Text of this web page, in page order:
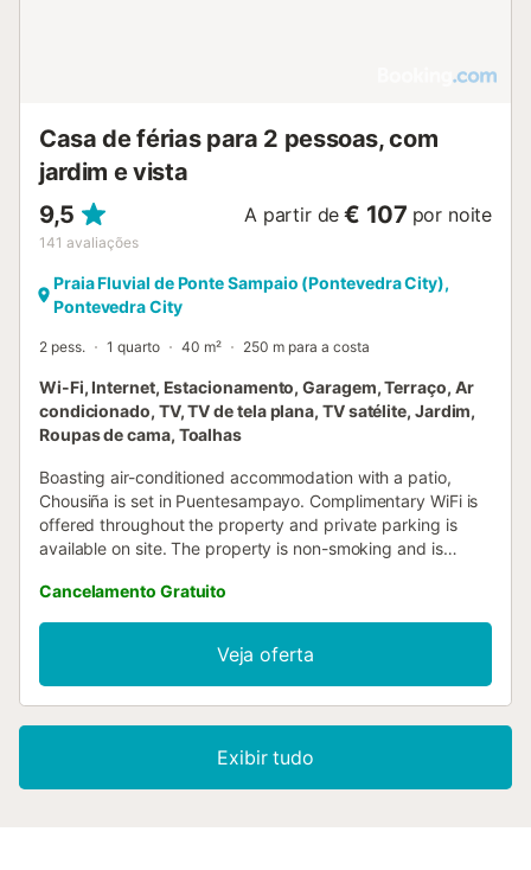
Casa de férias para 2 pessoas, com
jardim e vista
9,5
141 avaliações
A partir de € 107 por noite
Praia Fluvial de Ponte Sampaio (Pontevedra City),
Pontevedra City
2 pess. 1 quarto 40 m² 250 m para a costa
Wi-Fi, Internet, Estacionamento, Garagem, Terraço, Ar
condicionado, TV, TV de tela plana, TV satélite, Jardim,
Roupas de cama, Toalhas
Boasting air-conditioned accommodation with a patio,
Chousiña is set in Puentesampayo. Complimentary WiFi is
offered throughout the property and private parking is
available on site. The property is non-smoking and is
Cancelamento Gratuito
Veja oferta
Exibir tudo